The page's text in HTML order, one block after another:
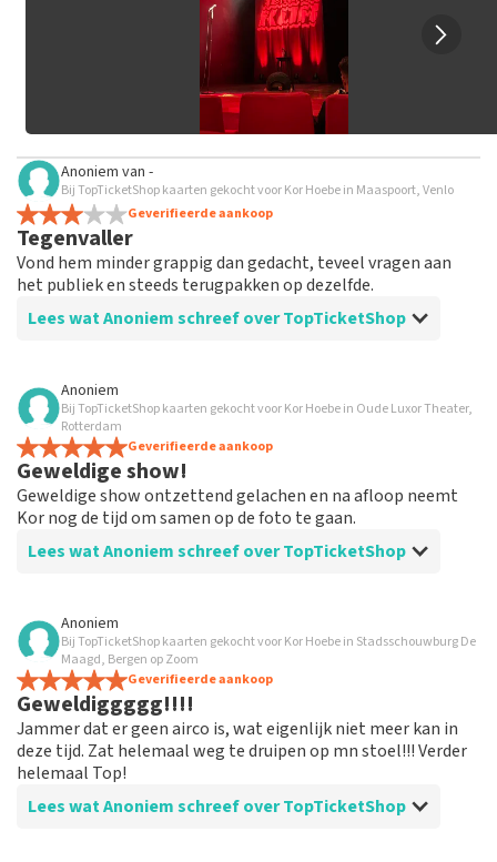
Anoniem van -
Bij TopTicketShop kaarten gekocht voor Kor Hoebe in Maaspoort, Venlo
Geverifieerde aankoop
Tegenvaller
Vond hem minder grappig dan gedacht, teveel vragen aan
het publiek en steeds terugpakken op dezelfde.
Lees wat Anoniem schreef over TopTicketShop
Beoordeling van Anoniem over
Prima
Was mijn orderbevestiging per ongeluk kwijt geraakt.
Daarover gemaild en uiteindelijk netjes reactie
gekregen.
Anoniem
Bij TopTicketShop kaarten gekocht voor Kor Hoebe in Oude Luxor Theater,
Rotterdam
Geverifieerde aankoop
Geweldige show!
Geweldige show ontzettend gelachen en na afloop neemt
Kor nog de tijd om samen op de foto te gaan.
Lees wat Anoniem schreef over TopTicketShop
Beoordeling van Anoniem over
Alles netjes geregeld
Netjes geregeld maar de kaarten zijn echt wel een stuk
duurder
Anoniem
Bij TopTicketShop kaarten gekocht voor Kor Hoebe in Stadsschouwburg De
Maagd, Bergen op Zoom
Geverifieerde aankoop
Geweldiggggg!!!!
Jammer dat er geen airco is, wat eigenlijk niet meer kan in
deze tijd. Zat helemaal weg te druipen op mn stoel!!! Verder
helemaal Top!
Lees wat Anoniem schreef over TopTicketShop